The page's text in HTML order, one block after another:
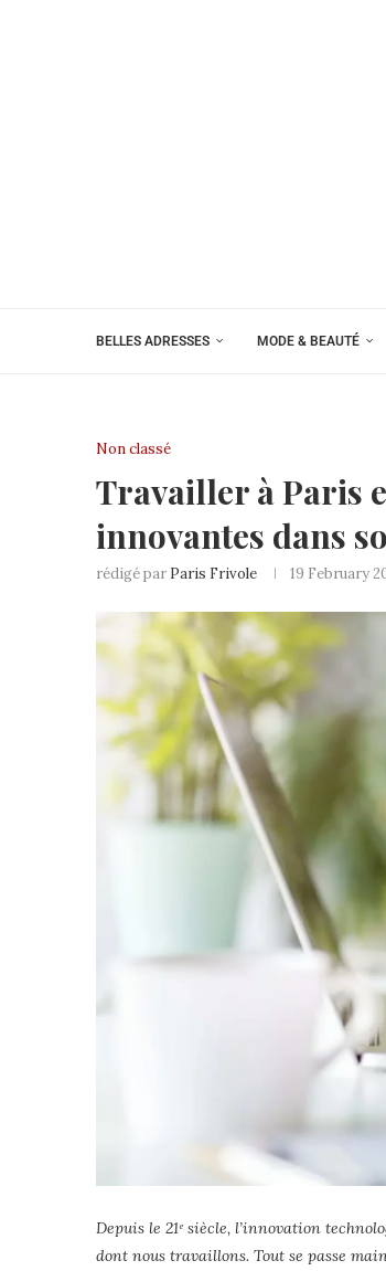
BELLES ADRESSES MODE & BEAUTÉ
Non classé
Travailler à Paris
innovantes dans
rédigé par Paris Frivole 19 February
Depuis le 21ᵉ siècle, l’innovation
dont nous travaillons. Tout se passe